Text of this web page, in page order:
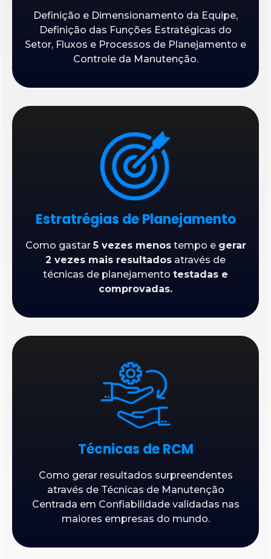
Definição e Dimensionamento da Equipe,
Definição das Funções Estratégicas do
Setor, Fluxos e Processos de Planejamento e
Controle da Manutenção.
Estratrégias de Planejamento
Como gastar5 vezes menostempo e gerar
2 vezes mais resultados através de
técnicas de planejamento testadas e
comprovadas.
Técnicas de RCM
Como gerar resultados surpreendentes
através de Técnicas de Manutenção
Centrada em Confiabilidade validadas nas
maiores empresas do mundo.